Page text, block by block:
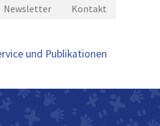
Newsletter Kontakt
und Publikationen